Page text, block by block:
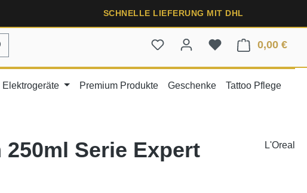
SCHNELLE LIEFERUNG MIT DHL
0,00 €
Elektrogeräte Premium Produkte Geschenke Tattoo Pflege
Serie Expert
L'Oreal